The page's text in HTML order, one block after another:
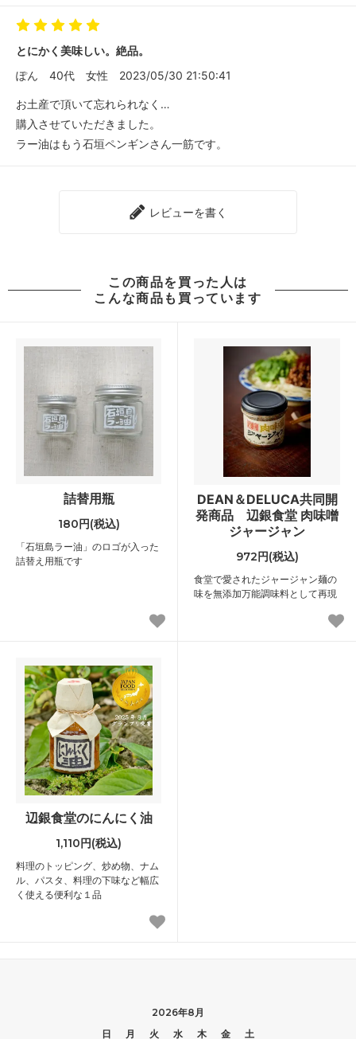
とにかく美味しい。絶品。
ぽん
40代 女性 2023/05/30 21:50:41
お土産で頂いて忘れられなく…
購入させていただきました。
ラー油はもう石垣ペンギンさん一筋です。
レビューを書く
この商品を買った人は
こんな商品も買っています
詰替用瓶
180円(税込)
「石垣島ラー油」のロゴが入った
詰替え用瓶です
DEAN＆DELUCA共同開
発商品 辺銀食堂 肉味噌
ジャージャン
972円(税込)
食堂で愛されたジャージャン麺の
味を無添加万能調味料として再現
辺銀食堂のにんにく油
1,110円(税込)
料理のトッピング、炒め物、ナム
ル、パスタ、料理の下味など幅広
く使える便利な１品
2026年8月
日
月 火 水 木 金
土